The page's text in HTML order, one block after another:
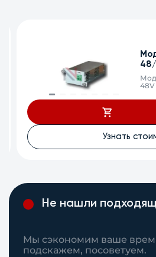
48/
48V
Узнать
Не нашли
Мы сэкономим ваше
подскажем, посоветуем.